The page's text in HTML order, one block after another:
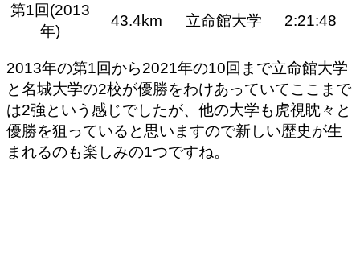
第1回(2013
年)
43.4km 立命館大学 2:21:48
2013年の第1回から2021年の10回まで立命館大学
と名城大学の2校が優勝をわけあっていてここまで
は2強という感じでしたが、他の大学も虎視眈々と
優勝を狙っていると思いますので新しい歴史が生
まれるのも楽しみの1つですね。